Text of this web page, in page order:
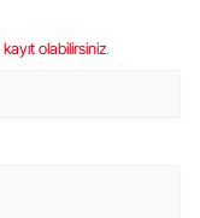
kayıt olabilirsiniz.